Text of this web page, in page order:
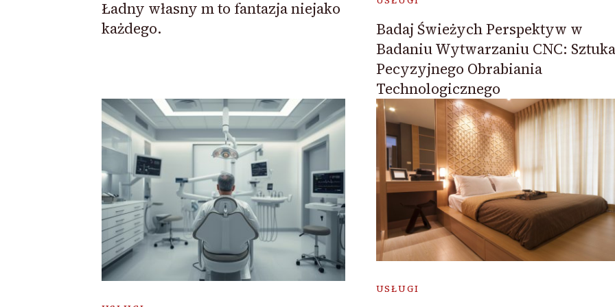
Ładny własny m to fantazja niejako
każdego.
Badaj Świeżych Perspektyw w
Badaniu Wytwarzaniu CNC: Sztuka
Pecyzyjnego Obrabiania
Technologicznego
USŁUGI